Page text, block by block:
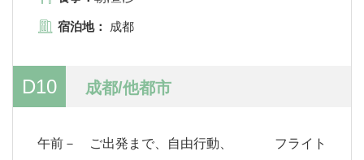
宿泊地： 成都
D10 成都/他都市
午前－ ご出発まで、自由行動、 フライト